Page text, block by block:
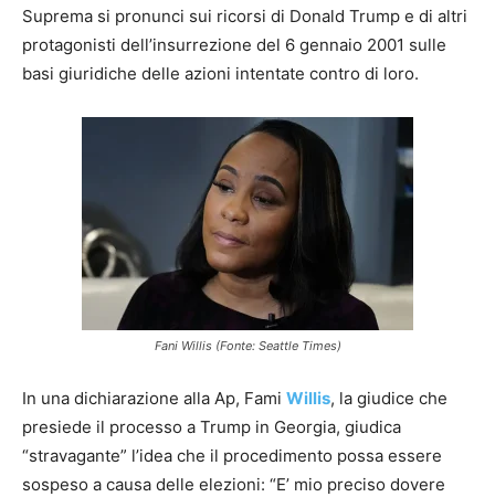
Suprema si pronunci sui ricorsi di Donald Trump e di altri
protagonisti dell’insurrezione del 6 gennaio 2001 sulle
basi giuridiche delle azioni intentate contro di loro.
Fani Willis (Fonte: Seattle Times)
In una dichiarazione alla Ap, Fami Willis, la giudice che
presiede il processo a Trump in Georgia, giudica
“stravagante” l’idea che il procedimento possa essere
sospeso a causa delle elezioni: “E’ mio preciso dovere